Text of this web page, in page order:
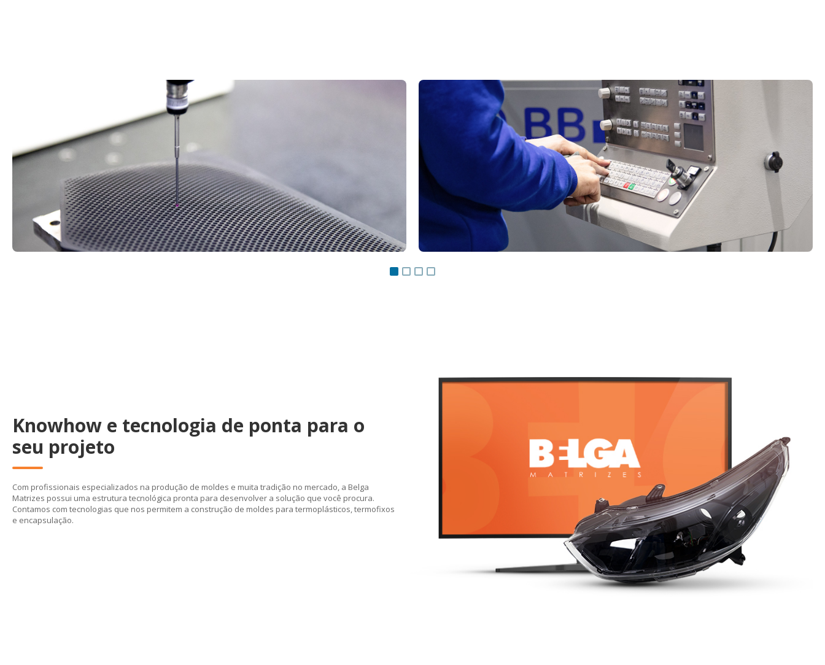
Knowhow e tecnologia de ponta para o
seu projeto
Com profissionais especializados na produção de moldes e muita tradição no mercado, a Belga
Matrizes possui uma estrutura tecnológica pronta para desenvolver a solução que você procura.
Contamos com tecnologias que nos permitem a construção de moldes para termoplásticos, termofixos
e encapsulação.